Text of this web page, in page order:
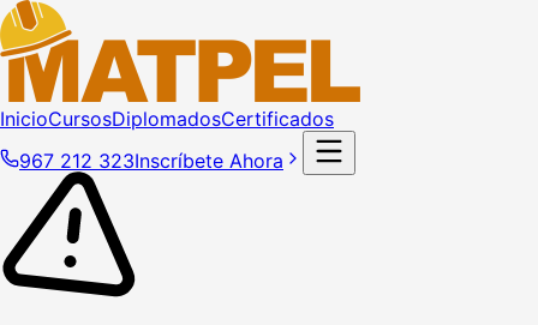
InicioCursosDiplomadosCertificados
967 212 323Inscríbete Ahora